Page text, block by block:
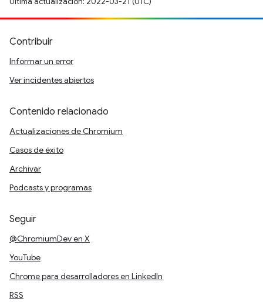
Contribuir
Informar un error
Ver incidentes abiertos
Contenido relacionado
Actualizaciones de Chromium
Casos de éxito
Archivar
Podcasts y programas
Seguir
@ChromiumDev en X
YouTube
Chrome para desarrolladores en LinkedIn
RSS